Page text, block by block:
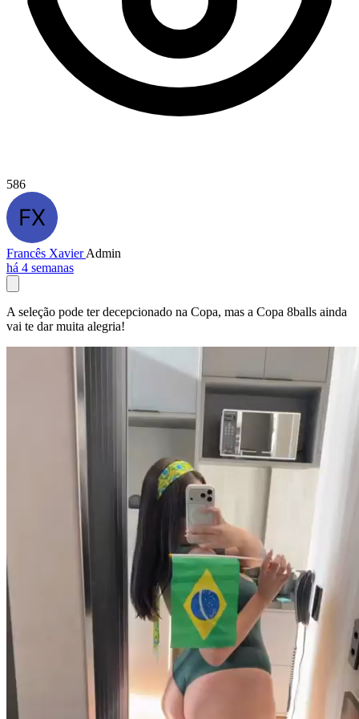
586
Francês XavierAdmin
há 4 semanas
A seleção pode ter decepcionado na Copa, mas a Copa 8balls ainda
vai te dar muita alegria!